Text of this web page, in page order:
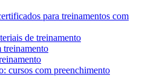
para treinamentos com
de treinamento
treinamento
cursos com preenchimento